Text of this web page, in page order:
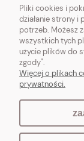
Vintagedeco.pl -
i ogrodu w stylu
chic, industrialnym i
Pliki cookies i
działanie strony
potrzeb. Możesz
wszystkich tych
użycie plików do
zgody".
Więcej o plikach
prywatności.